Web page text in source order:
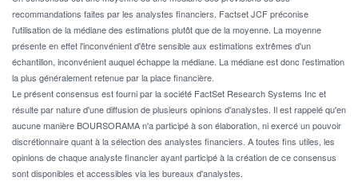
recommandations faites par les analystes financiers. Factset JCF préconise
l'utilisation de la médiane des estimations plutôt que de la moyenne. La moyenne
présente en effet l'inconvénient d'être sensible aux estimations extrêmes d'un
échantillon, inconvénient auquel échappe la médiane. La médiane est donc l'estimation
la plus généralement retenue par la place financière.
Le présent consensus est fourni par la société FactSet Research Systems Inc et
résulte par nature d'une diffusion de plusieurs opinions d'analystes. Il est rappelé qu'en
aucune manière BOURSORAMA n'a participé à son élaboration, ni exercé un pouvoir
discrétionnaire quant à la sélection des analystes financiers. A toutes fins utiles, les
opinions de chaque analyste financier ayant participé à la création de ce consensus
sont disponibles et accessibles via les bureaux d'analystes.